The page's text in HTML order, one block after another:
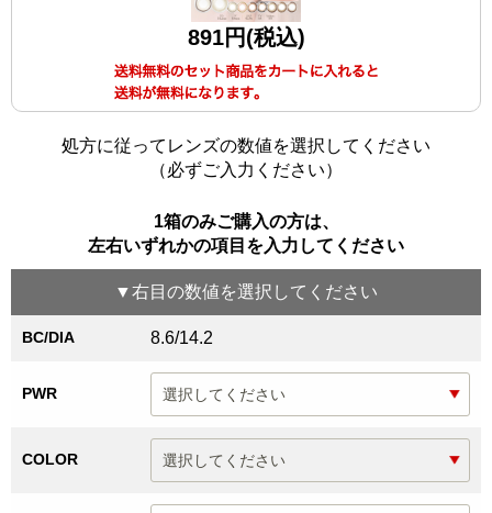
891円(税込)
処方に従ってレンズの数値を選択してください
（必ずご入力ください）
1箱のみご購入の方は、
左右いずれかの項目を入力してください
▼右目 の数値を選択してください
BC/DIA 8.6/14.2
PWR
COLOR